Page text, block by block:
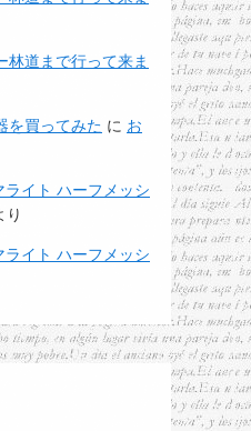
林道まで行って来ま
を買ってみた に お
イト ハーフメッシ
り
イト ハーフメッシ